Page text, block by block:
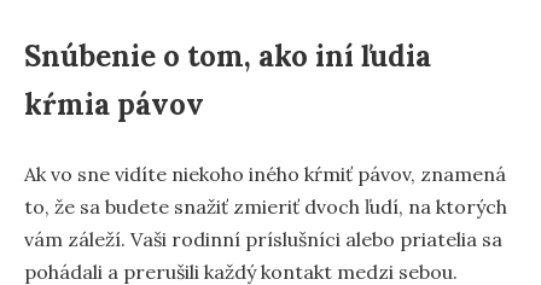
Snúbenie o tom, ako iní ľudia
kŕmia pávov
Ak vo sne vidíte niekoho iného kŕmiť pávov, znamená
to, že sa budete snažiť zmieriť dvoch ľudí, na ktorých
vám záleží. Vaši rodinní príslušníci alebo priatelia sa
pohádali a prerušili každý kontakt medzi sebou.